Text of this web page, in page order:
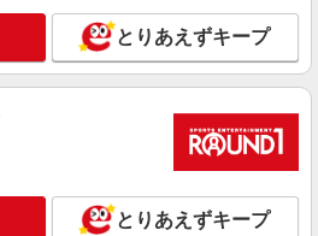
給あり ◆支払い方法 ※日
い/月払い対応も可能です。詳しくは面談
談ください。 ◆交通費：別途全額支給 ※
り
勤務地ありま
詳細を見る
少なめ
とりあえずキープ
とりあえずキープ